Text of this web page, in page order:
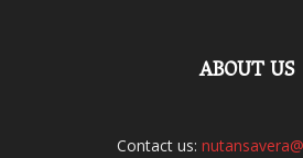
ABOUT US
Contact us: